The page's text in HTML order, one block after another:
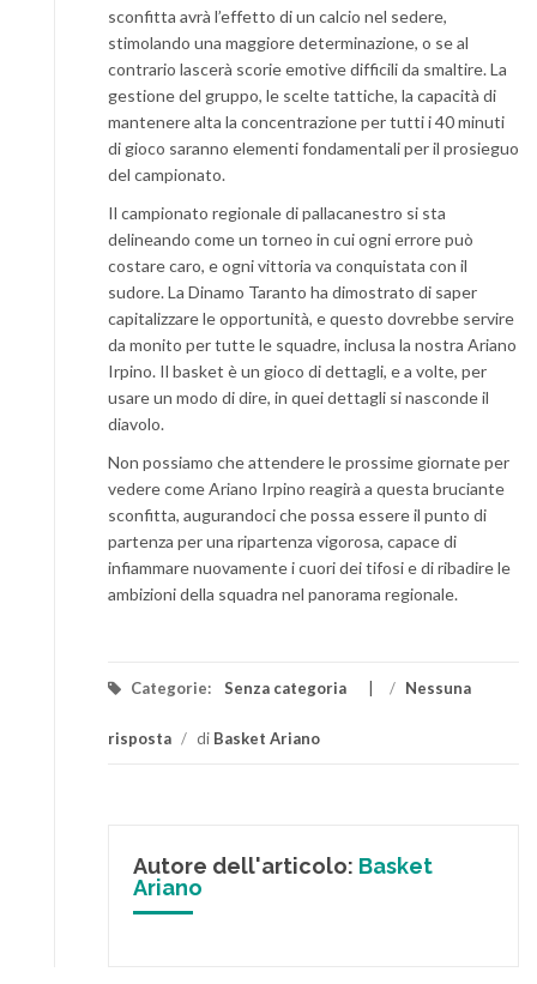
sconfitta avrà l’effetto di un calcio nel sedere,
stimolando una maggiore determinazione, o se al
contrario lascerà scorie emotive difficili da smaltire. La
gestione del gruppo, le scelte tattiche, la capacità di
mantenere alta la concentrazione per tutti i 40 minuti
di gioco saranno elementi fondamentali per il prosieguo
del campionato.
Il campionato regionale di pallacanestro si sta
delineando come un torneo in cui ogni errore può
costare caro, e ogni vittoria va conquistata con il
sudore. La Dinamo Taranto ha dimostrato di saper
capitalizzare le opportunità, e questo dovrebbe servire
da monito per tutte le squadre, inclusa la nostra Ariano
Irpino. Il basket è un gioco di dettagli, e a volte, per
usare un modo di dire, in quei dettagli si nasconde il
diavolo.
Non possiamo che attendere le prossime giornate per
vedere come Ariano Irpino reagirà a questa bruciante
sconfitta, augurandoci che possa essere il punto di
partenza per una ripartenza vigorosa, capace di
infiammare nuovamente i cuori dei tifosi e di ribadire le
ambizioni della squadra nel panorama regionale.
Categorie: Senza categoria / Nessuna
risposta / di Basket Ariano
Autore dell'articolo: Basket
Ariano